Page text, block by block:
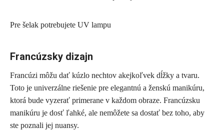
Pre šelak potrebujete UV lampu
Francúzsky dizajn
Francúzi môžu dať kúzlo nechtov akejkoľvek dĺžky a tvaru.
Toto je univerzálne riešenie pre elegantnú a ženskú manikúru,
ktorá bude vyzerať primerane v každom obraze. Francúzsku
manikúru je dosť ľahké, ale nemôžete sa dostať bez toho, aby
ste poznali jej nuansy.